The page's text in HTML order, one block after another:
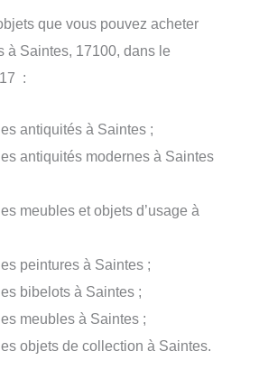
que vous pouvez acheter
à Saintes, 17100, dans le
:
antiquités à Saintes ;
antiquités modernes à Saintes
meubles et objets d’usage à
peintures à Saintes ;
bibelots à Saintes ;
meubles à Saintes ;
objets de collection à Saintes.